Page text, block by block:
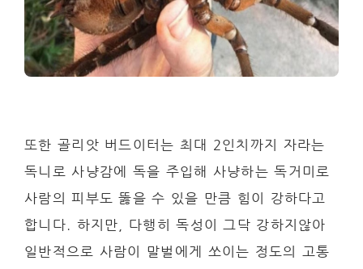
또한 골리앗 버드이터는 최대 2인치까지 자라는
독니로 사냥감에 독을 주입해 사냥하는 독거미로
사람의 피부도 뚫을 수 있을 만큼 힘이 강하다고
합니다. 하지만, 다행히 독성이 그닥 강하지않아
일반적으로 사람이 말벌에게 쏘이는 정도의 고통